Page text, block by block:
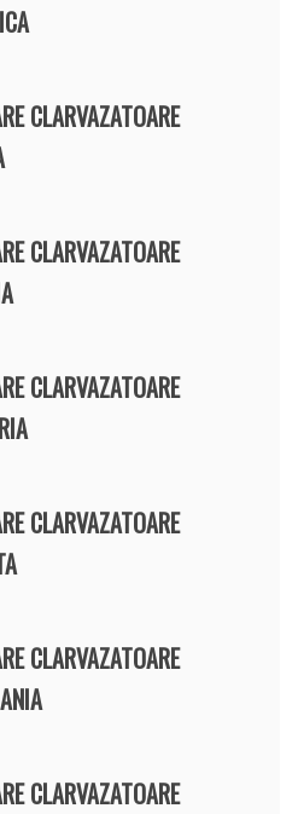
CLARVAZATOARE
CLARVAZATOARE
CLARVAZATOARE
CLARVAZATOARE
CLARVAZATOARE
CLARVAZATOARE